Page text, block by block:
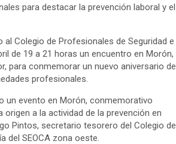
para destacar la prevención laboral y el
al Colegio de Profesionales de Seguridad e
de 19 a 21 horas un encuentro en Morón,
para conmemorar un nuevo aniversario de
profesionales.
un evento en Morón, conmemorativo
origen a la actividad de la prevención en
Pintos, secretario tesorero del Colegio de
del SEOCA zona oeste.